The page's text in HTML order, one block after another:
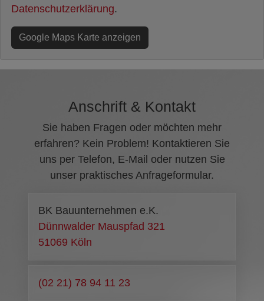
Datenschutzerklärung.
Google Maps Karte anzeigen
Anschrift & Kontakt
Sie haben Fragen oder möchten mehr
erfahren? Kein Problem! Kontaktieren Sie
uns per Telefon, E-Mail oder nutzen Sie
unser praktisches Anfrageformular.
BK Bauunternehmen e.K.
Dünnwalder Mauspfad 321
51069 Köln
(02 21) 78 94 11 23